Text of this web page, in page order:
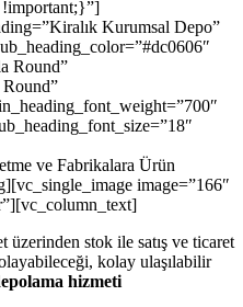
!important;}”]
Kurumsal Depo”
Round”
ve Fabrikalara Ürün
image=”166″
stok ile satış ve ticaret
kolay ulaşılabilir
hizmeti